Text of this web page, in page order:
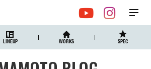
LINEUP WORKS SPEC
YouTube
メ